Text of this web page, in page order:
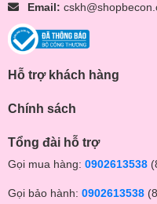
Email:
Hỗ trợ khách hàng
Chính sách
Tổng đài hỗ trợ
Gọi mua hàng: 0902613538
Gọi bảo hành: 0902613538